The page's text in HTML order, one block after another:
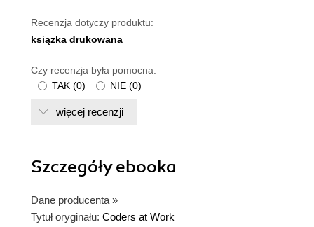
Recenzja dotyczy produktu:
ksiązka drukowana
Czy recenzja była pomocna:
TAK (0) NIE (0)
więcej recenzji
Szczegółyebooka
Dane producenta »
Tytuł oryginału: Coders at Work